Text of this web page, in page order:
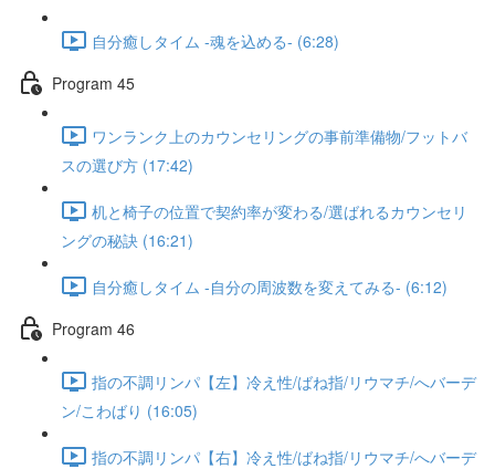
自分癒しタイム -魂を込める- (6:28)
Program 45
ワンランク上のカウンセリングの事前準備物/フットバ
スの選び方 (17:42)
机と椅子の位置で契約率が変わる/選ばれるカウンセリ
ングの秘訣 (16:21)
自分癒しタイム -自分の周波数を変えてみる- (6:12)
Program 46
指の不調リンパ【左】冷え性/ばね指/リウマチ/へバーデ
ン/こわばり (16:05)
指の不調リンパ【右】冷え性/ばね指/リウマチ/へバーデ